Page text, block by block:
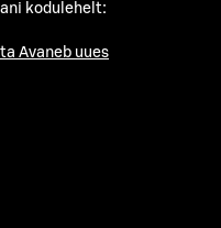
kodulehelt:
Avaneb uues